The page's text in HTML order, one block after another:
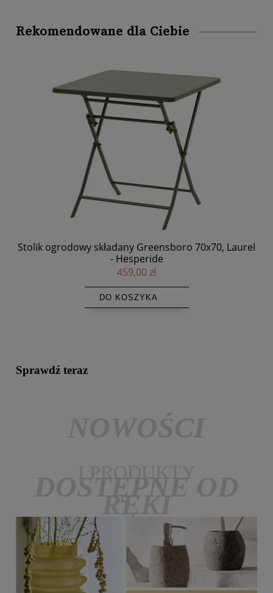
Rekomendowane dla Ciebie
Stolik ogrodowy składany Greensboro 70x70, Laurel
- Hesperide
459,00 zł
DO KOSZYKA
Sprawdź teraz